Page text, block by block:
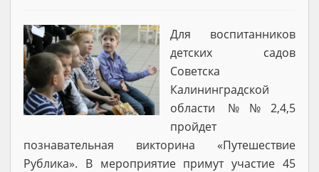
Для воспитанников
детских садов
Советска
Калининградской
области №№2,4,5
пройдет
познавательная викторина «Путешествие
Рублика». В мероприятие примут участие 45